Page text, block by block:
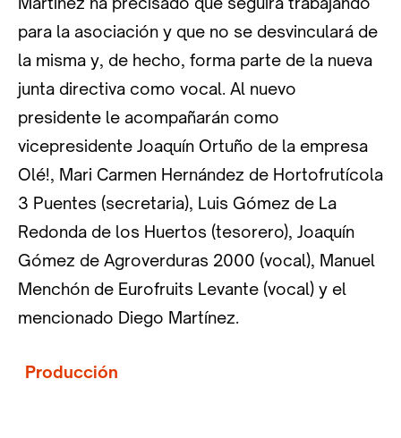
para la asociación y que no se desvinculará de
la misma y, de hecho, forma parte de la nueva
junta directiva como vocal. Al nuevo
presidente le acompañarán como
vicepresidente Joaquín Ortuño de la empresa
Olé!, Mari Carmen Hernández de Hortofrutícola
3 Puentes (secretaria), Luis Gómez de La
Redonda de los Huertos (tesorero), Joaquín
Gómez de Agroverduras 2000 (vocal), Manuel
Menchón de Eurofruits Levante (vocal) y el
mencionado Diego Martínez.
Producción